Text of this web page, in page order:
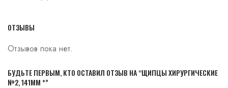
ОТЗЫВЫ
Отзывов пока нет.
БУДЬТЕ ПЕРВЫМ, КТО ОСТАВИЛ ОТЗЫВ НА “ЩИПЦЫ ХИРУРГИЧЕСКИЕ
№2, 141ММ *”